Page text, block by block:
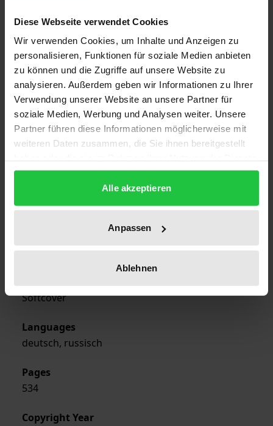
Diese Webseite verwendet Cookies
Wir verwenden Cookies, um Inhalte und Anzeigen zu
personalisieren, Funktionen für soziale Medien anbieten
zu können und die Zugriffe auf unsere Website zu
analysieren. Außerdem geben wir Informationen zu Ihrer
Verwendung unserer Website an unsere Partner für
soziale Medien, Werbung und Analysen weiter. Unsere
Partner führen diese Informationen möglicherweise mit
weiteren Daten zusammen, die Sie ihnen bereitgestellt
gesammelt haben.
Alle akzeptieren
Anpassen
Ablehnen
ISBN
978-3-89913-424-7
Subtitle
Zur produktiven Rezeption von I. A. Goncarovs
Roman "Oblomov" im deutschsprachigen Raum.
Dt. /Russ.
Publication Date
Year of Publication
2005
Ergon
Softcover
Languages
deutsch, russisch
Pages
534
Copyright Year